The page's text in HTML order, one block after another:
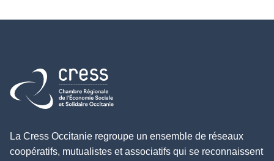
Retour à l'accueil
La Cress Occitanie regroupe un ensemble de réseaux
coopératifs, mutualistes et associatifs qui se reconnaissent